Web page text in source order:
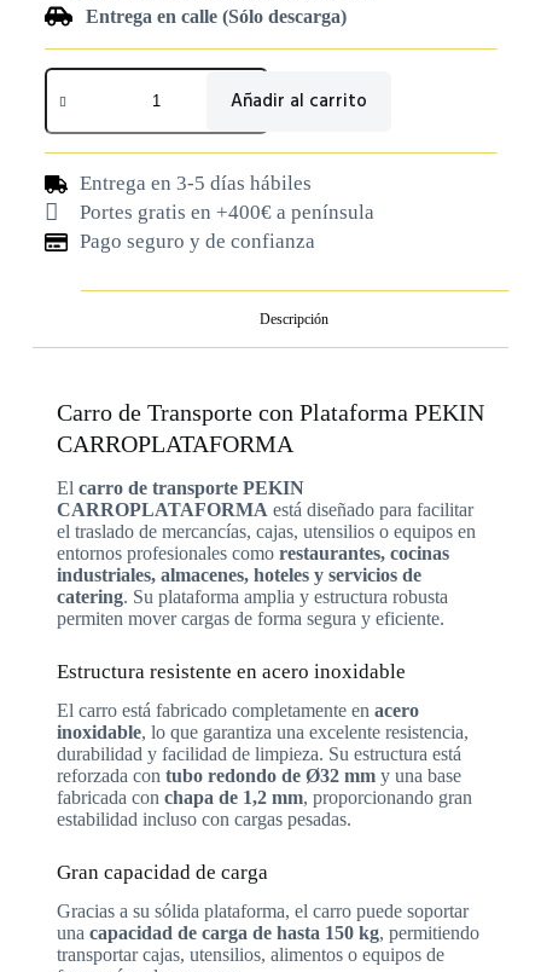
Entrega en calle (Sólo descarga)
Añadir al carrito
Entrega en 3-5 días hábiles
Portes gratis en +400€ a península
Pago seguro y de confianza
Descripción
Carro de Transporte con Plataforma PEKIN
CARROPLATAFORMA
El carro de transporte PEKIN
CARROPLATAFORMA está diseñado para facilitar
el traslado de mercancías, cajas, utensilios o equipos en
entornos profesionales como restaurantes, cocinas
industriales, almacenes, hoteles y servicios de
catering. Su plataforma amplia y estructura robusta
permiten mover cargas de forma segura y eficiente.
Estructura resistente en acero inoxidable
El carro está fabricado completamente en acero
inoxidable, lo que garantiza una excelente resistencia,
durabilidad y facilidad de limpieza. Su estructura está
reforzada con tubo redondo de Ø32 mmy una base
fabricada con chapa de 1,2 mm, proporcionando gran
estabilidad incluso con cargas pesadas.
Gran capacidad de carga
Gracias a su sólida plataforma, el carro puede soportar
una capacidad de carga de hasta 150 kg, permitiendo
transportar cajas, utensilios, alimentos o equipos de